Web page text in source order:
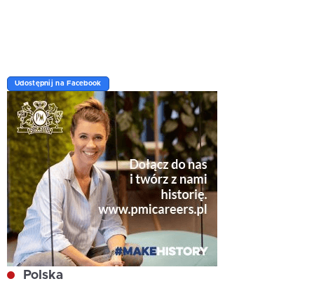
Udostępnij na Facebook
Polska